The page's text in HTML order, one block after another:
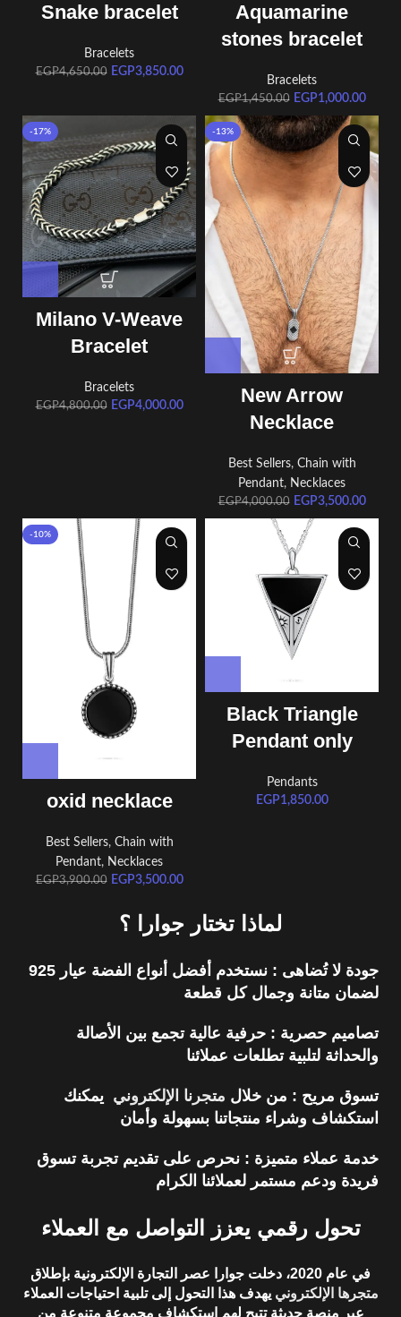
Snake bracelet
Bracelets
EGP4,650.00 EGP3,850.00
Aquamarine
stones bracelet
Bracelets
EGP1,450.00 EGP1,000.00
-17%
Milano V-Weave
Bracelet
Bracelets
EGP4,800.00 EGP4,000.00
-13%
New Arrow
Necklace
Best Sellers, Chain with
Pendant, Necklaces
EGP4,000.00 EGP3,500.00
-10%
oxid necklace
Best Sellers, Chain with
Pendant, Necklaces
EGP3,900.00 EGP3,500.00
Black Triangle
Pendant only
Pendants
EGP1,850.00
لماذا تختار جوارا ؟
جودة لا تُضاهى
: نستخدم أفضل أنواع الفضة عيار 925
لضمان متانة وجمال كل قطعة
تصاميم حصرية : حرفية عالية تجمع بين الأصالة
والحداثة لتلبية تطلعات عملائنا
تسوق مريح : من خلال متجرنا الإلكتروني يمكنك
استكشاف وشراء منتجاتنا بسهولة وأمان
خدمة عملاء متميزة : نحرص على تقديم تجربة تسوق
فريدة ودعم مستمر لعملائنا الكرام
تحول رقمي يعزز التواصل مع العملاء
في عام 2020، دخلت جوارا عصر التجارة الإلكترونية بإطلاق
متجرها الإلكتروني يهدف هذا التحول إلى تلبية احتياجات العملاء
عبر منصة حديثة تتيح لهم استكشاف مجموعة متنوعة من